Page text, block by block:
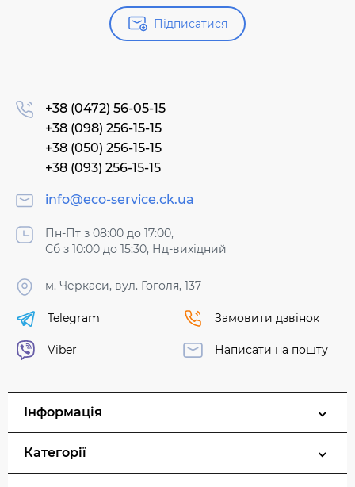
Підписатися
+38 (0472) 56-05-15
+38 (098) 256-15-15
+38 (050) 256-15-15
+38 (093) 256-15-15
info@eco-service.ck.ua
Пн-Пт з 08:00 до 17:00,
Сб з 10:00 до 15:30, Нд-вихідний
м. Черкаси, вул. Гоголя, 137
Telegram
Viber
Замовити дзвінок
Написати на пошту
Інформація
Категорії